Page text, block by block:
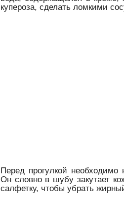
купероза, сделать ломкими
Перед прогулкой
Он словно в шубу закутает
салфетку, чтобы убрать